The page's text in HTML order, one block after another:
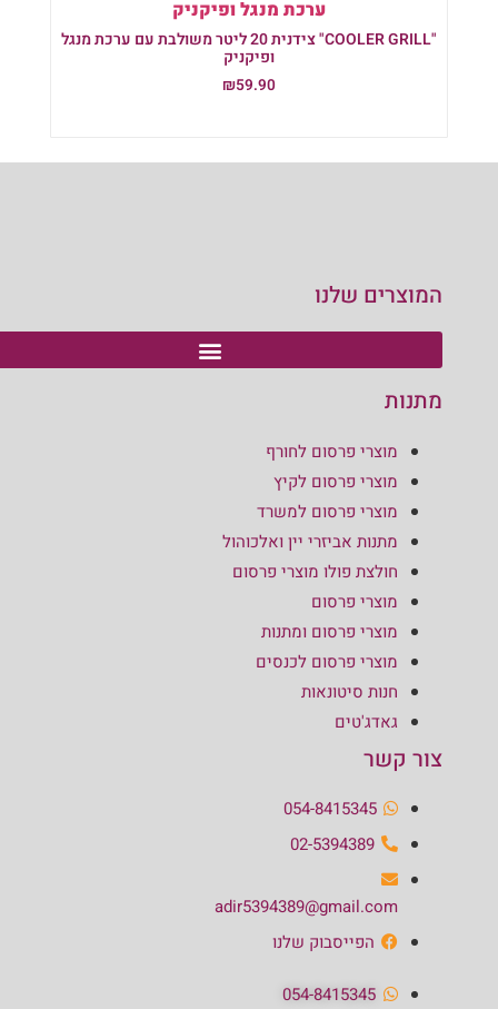
"COOLER GRILL" צידנית 20 ליטר משולבת עם ערכת מנגל
ופיקניק
₪59.90
המוצרים שלנו
מתנות
מוצרי פרסום לחורף
מוצרי פרסום לקיץ
מוצרי פרסום למשרד
מתנות אביזרי יין ואלכוהול
חולצת פולו מוצרי פרסום
מוצרי פרסום
מוצרי פרסום ומתנות
מוצרי פרסום לכנסים
חנות סיטונאות
גאדג'טים
צור קשר
054-8415345
02-5394389
adir5394389@gmail.com
הפייסבוק שלנו
054-8415345